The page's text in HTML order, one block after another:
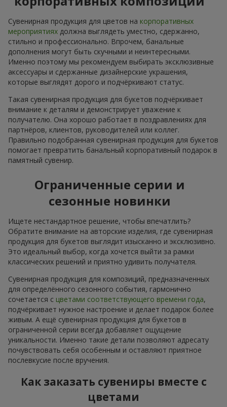
Сувенирная продукция для цветов на корпоративных
мероприятиях должна выглядеть уместно, сдержанно,
стильно и профессионально. Впрочем, банальные
дополнения могут быть скучными и неинтересными.
Именно поэтому мы рекомендуем выбирать эксклюзивные
аксессуары и сдержанные дизайнерские украшения,
которые выглядят дорого и подчёркивают статус.
Такая сувенирная продукция для букетов подчёркивает
внимание к деталям и демонстрирует уважение к
получателю. Она хорошо работает в поздравлениях для
партнёров, клиентов, руководителей или коллег.
Правильно подобранная сувенирная продукция для букетов
помогает превратить банальный корпоративный подарок в
памятный сувенир.
Ограниченные серии и
сезонные новинки
Ищете нестандартное решение, чтобы впечатлить?
Обратите внимание на авторские изделия, где сувенирная
продукция для букетов выглядит изысканно и эксклюзивно.
Это идеальный выбор, когда хочется выйти за рамки
классических решений и приятно удивить получателя.
Сувенирная продукция для композиций, предназначенных
для определённого сезонного события, гармонично
сочетается с цветами соответствующего времени года,
подчёркивает нужное настроение и делает подарок более
живым. А ещё сувенирная продукция для букетов в
ограниченной серии всегда добавляет ощущение
уникальности. Именно такие детали позволяют адресату
почувствовать себя особенным и оставляют приятное
послевкусие после вручения.
Как заказать сувениры вместе с
цветами